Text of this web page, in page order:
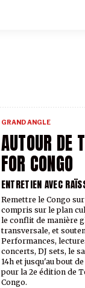
AUTOUR DE
FOR CONGO
ENTRETIEN AVEC
GRAND ANGLE
Remettre le Congo
compris sur le plan
le conflit de manière
transversale, et
Performances,
concerts, DJ sets, le
14h et jusqu'au bout
pour la 2e édition de
Congo.